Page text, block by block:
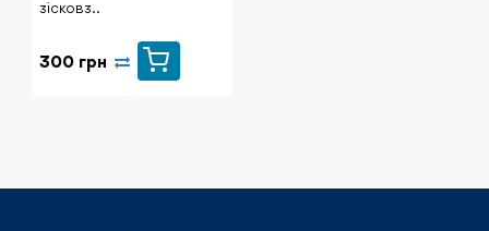
зісковз..
300 грн